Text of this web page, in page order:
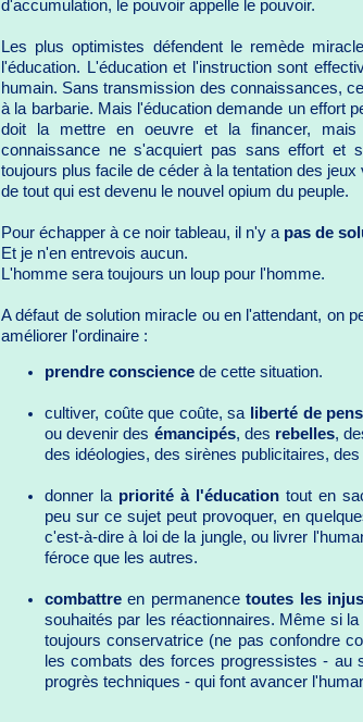
d'accumulation, le pouvoir appelle le pouvoir.
Les plus optimistes défendent le remède
l'éducation. L'éducation et l'instruction sont
humain. Sans transmission des connaissances,
à la barbarie. Mais l'éducation demande un effort
doit la mettre en oeuvre et la financer,
connaissance ne s'acquiert pas sans effort et
toujours plus facile de céder à la tentation des
de tout qui est devenu le nouvel opium du peuple.
Pour échapper à ce noir tableau, il n'y a pas de
Et je n'en entrevois aucun.
L'homme sera toujours un loup pour l'homme.
A défaut de solution miracle ou en l'attendant, on
améliorer l'ordinaire :
prendre conscience de cette situation.
cultiver, coûte que coûte, sa liberté de
ou devenir des émancipés, des rebelles,
des idéologies, des sirènes publicitaires,
donner la priorité à l'éducation tout en
peu sur ce sujet peut provoquer, en
c'est-à-dire à loi de la jungle, ou livrer
féroce que les autres.
combattre en permanencetoutes les
souhaités par les réactionnaires. Même si
toujours conservatrice (ne pas confondre
les combats des forces progressistes - au
progrès techniques - qui font avancer